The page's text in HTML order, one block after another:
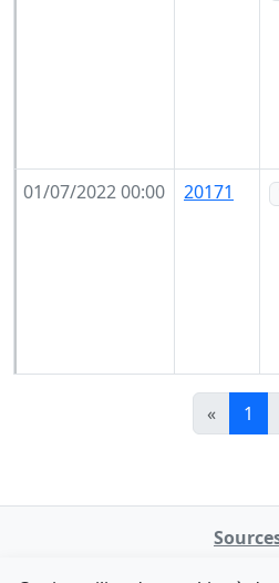
01/07/2022 00:00
20171
« 1